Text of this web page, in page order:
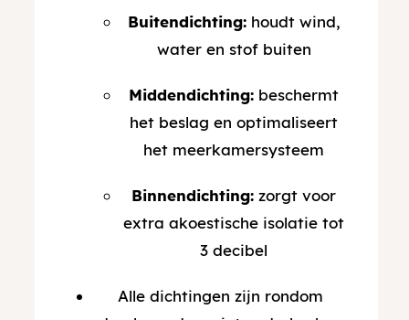
Buitendichting:houdt wind,
water en stof buiten
Middendichting: beschermt
het beslag en optimaliseert
het meerkamersysteem
Binnendichting: zorgt voor
extra akoestische isolatie tot
3 decibel
Alle dichtingen zijn rondom